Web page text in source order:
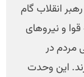
انقلاب گام
و نیروهای
مردم در
این وحدت